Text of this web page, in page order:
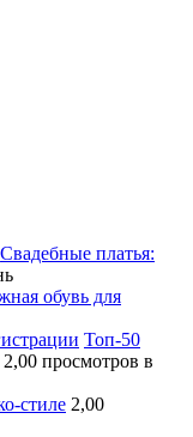
Свадебные платья:
обувь для
Топ-50
2,00 просмотров в
стиле 2,00